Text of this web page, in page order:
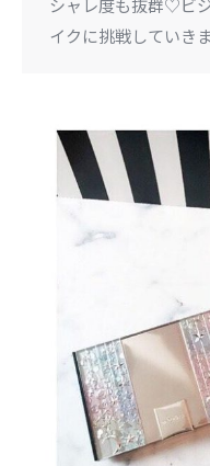
シャレ度も抜群♡ビ
イクに挑戦していき